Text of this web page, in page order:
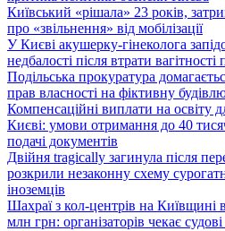
Київський «рішала» 23 років,
про «звільнення» від мобілізації
У Києві акушерку-гінеколога
недбалості після втрати вагітності
Подільська прокуратура
прав власності на фіктивну
Компенсаційні виплати на освіту
Києві: умови отримання до 40
подачі документів
Двійня tragically загинула після
розкрили незаконну схему
іноземців
Шахраї з кол-центрів на Київщині
млн грн: організаторів чекає